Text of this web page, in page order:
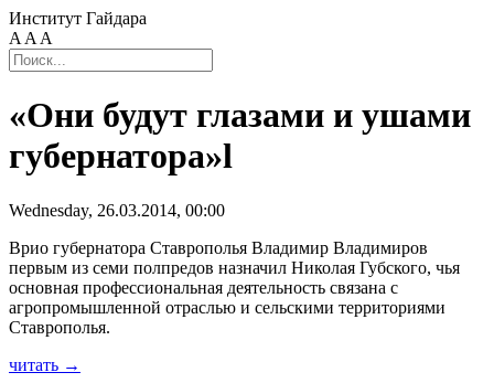
Институт Гайдара
A A A
«Они будут глазами и ушами
губернатора»l
Wednesday, 26.03.2014, 00:00
Врио губернатора Ставрополья Владимир Владимиров
первым из семи полпредов назначил Николая Губского, чья
основная профессиональная деятельность связана с
агропромышленной отраслью и сельскими территориями
Ставрополья.
читать →